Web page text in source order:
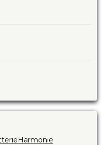
Harmonie